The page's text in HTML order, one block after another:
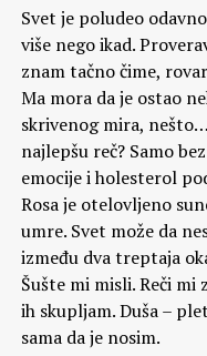
Svet je poludeo
više nego ikad.
znam tačno čime,
Ma mora da je ostao
skrivenog mira,
najlepšu reč? Samo
emocije i holesterol
Rosa je otelovljeno
umre. Svet može da
između dva treptaja
Šušte mi misli. Reči mi
ih skupljam. Duša –
sama da je nosim.